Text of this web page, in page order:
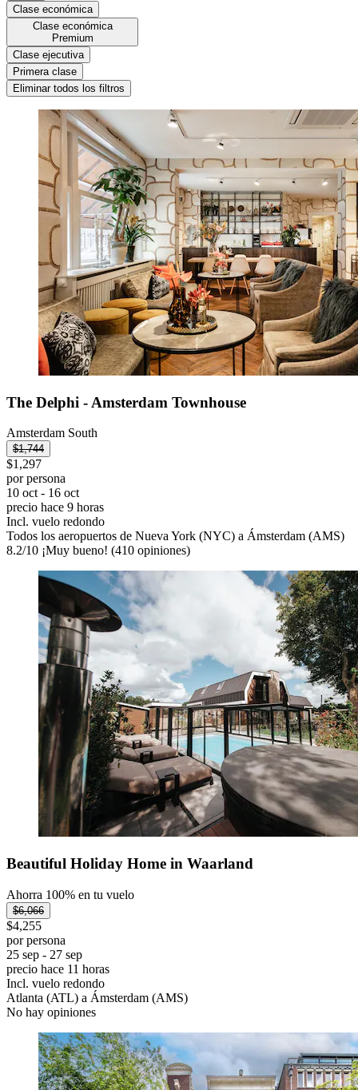
Clase económica
Clase económica
Premium
Clase ejecutiva
Primera clase
Eliminar todos los filtros
The Delphi - Amsterdam Townhouse
Amsterdam South
$1,744
$1,297
por persona
10 oct - 16 oct
precio hace 9 horas
Incl. vuelo redondo
Todos los aeropuertos de Nueva York (NYC) a Ámsterdam (AMS)
8.2/10 ¡Muy bueno! (410 opiniones)
Beautiful Holiday Home in Waarland
Ahorra 100% en tu vuelo
$6,066
$4,255
por persona
25 sep - 27 sep
precio hace 11 horas
Incl. vuelo redondo
Atlanta (ATL) a Ámsterdam (AMS)
No hay opiniones